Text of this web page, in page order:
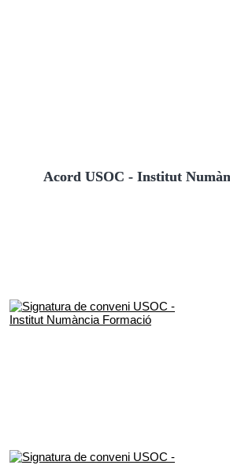
Acord USOC - Institut